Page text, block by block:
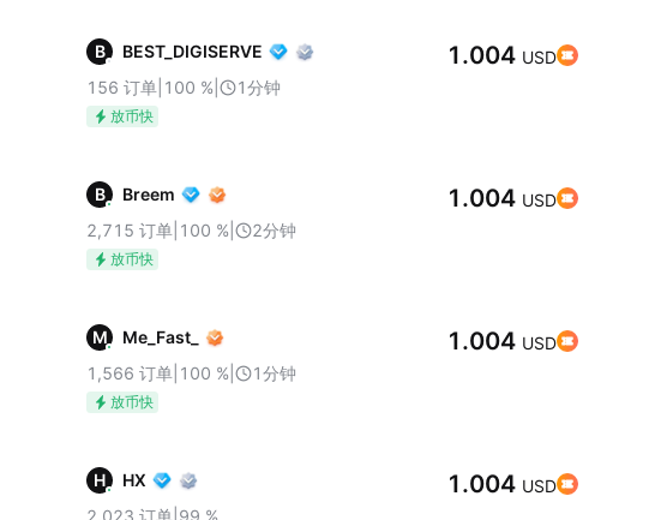
B
BEST_DIGISERVE
156 订单 100 % 1分钟
放币快
1.004 USD
B
Breem
2,715 订单 100 % 2分钟
放币快
1.004 USD
M
Me_Fast_
1,566 订单 100 % 1分钟
放币快
1.004 USD
H
HX
2,023 订单 99 %
1.004 USD